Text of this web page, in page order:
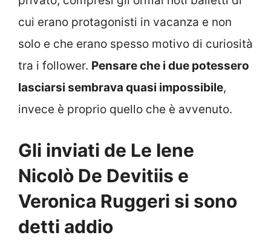
cui erano protagonisti in vacanza e non
solo e che erano spesso motivo di curiosità
tra i follower. Pensare che i due potessero
lasciarsi sembrava quasi impossibile,
invece è proprio quello che è avvenuto.
Gli inviati de Le Iene
Nicolò De Devitiis e
Veronica Ruggeri si sono
detti addio